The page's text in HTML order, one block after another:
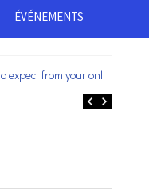
ÉVÉNEMENTS
from your online